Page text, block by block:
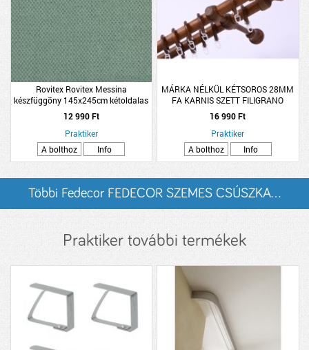
Rovitex Rovitex Messina
készfüggöny 145x245cm kétoldalas
703 menta
12 990 Ft
Praktiker
A bolthoz
Info
MÁRKA NÉLKÜL KÉTSOROS 28MM
FA KARNIS SZETT FILIGRANO
160CM, DIÓ SZÍNŰ
16 990 Ft
Praktiker
A bolthoz
Info
Többi Fedecor FEDECOR SZEMES CSÚSZKA...
Praktiker további termékek